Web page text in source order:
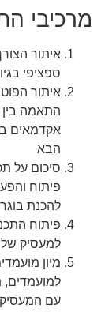
מרכיבי
איתור
ספציפי
איתור
התאמה בין
אקדמאים
הבא
סיכום על
פיתוח
להכנת
פיתוח
למעסיק
מיון
למועמדים,
עם